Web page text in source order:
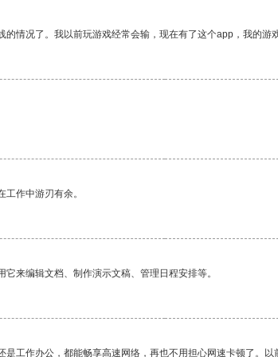
情况了。我以前玩游戏经常会输，现在有了这个app，我的游
作中游刃有余。
来编辑文档、制作演示文稿、管理日程安排等。
工作办公，都能畅享高速网络，再也不用担心网速卡顿了。